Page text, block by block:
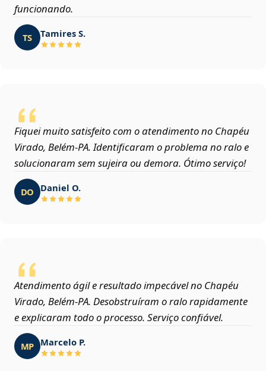
funcionando.
TS Tamires S.
Fiquei muito satisfeito com o atendimento no Chapéu
Virado, Belém‑PA. Identificaram o problema no ralo e
solucionaram sem sujeira ou demora. Ótimo serviço!
DO Daniel O.
Atendimento ágil e resultado impecável no Chapéu
Virado, Belém‑PA. Desobstruíram o ralo rapidamente
e explicaram todo o processo. Serviço confiável.
MP Marcelo P.